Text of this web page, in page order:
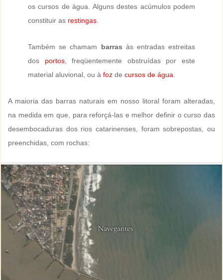
os cursos de água. Alguns destes acúmulos podem
constituir as restingas
Também se chamam barras às entradas estreitas
dos portos, freqüentemente obstruídas por este
material aluvional, ou à foz de cursos de água
A maioria das barras naturais em nosso litoral foram alteradas,
na medida em que, para reforçá-las e melhor definir o curso das
desembocaduras dos rios catarinenses, foram sobrepostas, ou
preenchidas, com rochas: